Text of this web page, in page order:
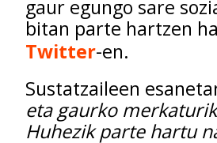
gaur egungo sare
bitan parte hartzen
Twitter-en.
Sustatzaileen
eta gaurko
Huhezik parte hartu